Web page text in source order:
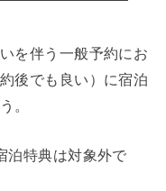
を伴う一般予約にお
後でも良い）に宿泊
。
泊特典は対象外で